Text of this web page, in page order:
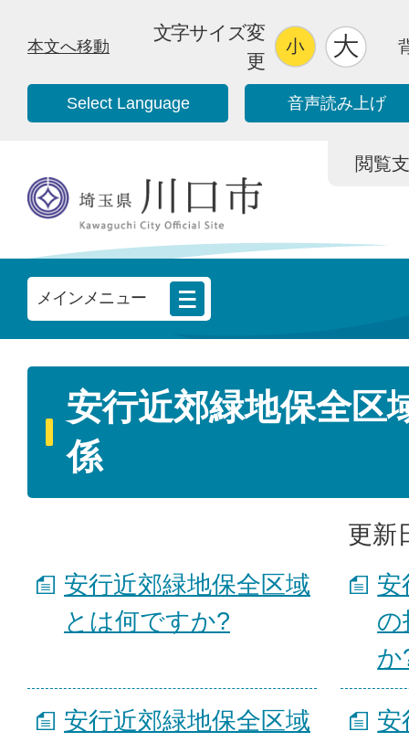
本文へ移動
文字サイズ変
更
Select Language 音声読み上げ
閲覧
メインメニュー
安行近郊緑地保全区
係
更新
安行近郊緑地保全区域
とは何ですか?
安
の
か
安行近郊緑地保全区域
安